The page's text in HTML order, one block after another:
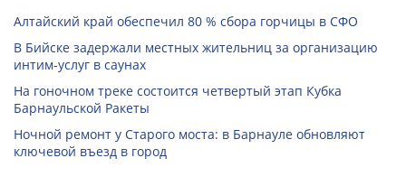
Алтайский край обеспечил 80 % сбора горчицы в СФО
В Бийске задержали местных жительниц за организацию
интим-услуг в саунах
На гоночном треке состоится четвертый этап Кубка
Барнаульской Ракеты
Ночной ремонт у Старого моста: в Барнауле обновляют
ключевой въезд в город